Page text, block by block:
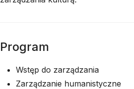
Program
Wstęp do zarządzania
Zarządzanie humanistyczne